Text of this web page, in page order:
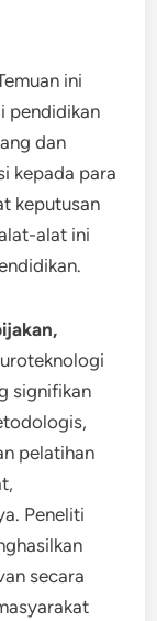
ini
pendidikan
dan
kepada para
keputusan
alat ini
signifikan
pelatihan
Peneliti
secara